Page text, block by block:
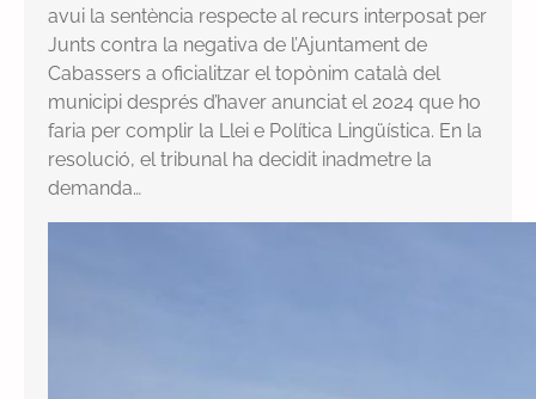
avui la sentència respecte al recurs interposat per
Junts contra la negativa de l’Ajuntament de
Cabassers a oficialitzar el topònim català del
municipi després d’haver anunciat el 2024 que ho
faria per complir la Llei e Política Lingüística. En la
resolució, el tribunal ha decidit inadmetre la
demanda…